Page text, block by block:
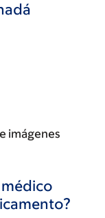
imágenes
médico